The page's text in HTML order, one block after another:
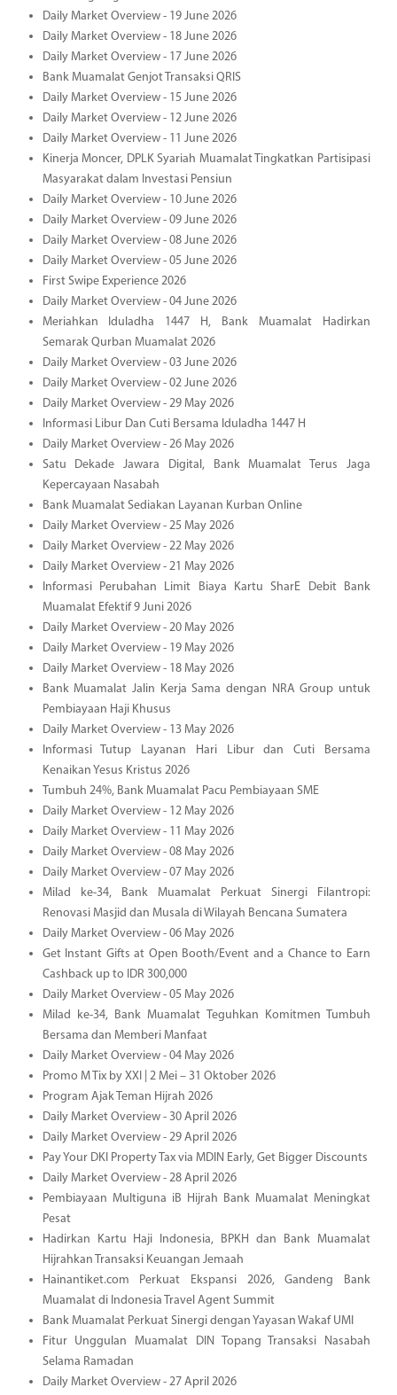
Daily Market Overview - 19 June 2026
Daily Market Overview - 18 June 2026
Daily Market Overview - 17 June 2026
Bank Muamalat Genjot Transaksi QRIS
Daily Market Overview - 15 June 2026
Daily Market Overview - 12 June 2026
Daily Market Overview - 11 June 2026
Kinerja Moncer, DPLK Syariah Muamalat Tingkatkan Partisipasi
Masyarakat dalam Investasi Pensiun
Daily Market Overview - 10 June 2026
Daily Market Overview - 09 June 2026
Daily Market Overview - 08 June 2026
Daily Market Overview - 05 June 2026
First Swipe Experience 2026
Daily Market Overview - 04 June 2026
Meriahkan Iduladha 1447 H, Bank Muamalat Hadirkan
Semarak Qurban Muamalat 2026
Daily Market Overview - 03 June 2026
Daily Market Overview - 02 June 2026
Daily Market Overview - 29 May 2026
Informasi Libur Dan Cuti Bersama Iduladha 1447 H
Daily Market Overview - 26 May 2026
Satu Dekade Jawara Digital, Bank Muamalat Terus Jaga
Kepercayaan Nasabah
Bank Muamalat Sediakan Layanan Kurban Online
Daily Market Overview - 25 May 2026
Daily Market Overview - 22 May 2026
Daily Market Overview - 21 May 2026
Informasi Perubahan Limit Biaya Kartu SharE Debit Bank
Muamalat Efektif 9 Juni 2026
Daily Market Overview - 20 May 2026
Daily Market Overview - 19 May 2026
Daily Market Overview - 18 May 2026
Bank Muamalat Jalin Kerja Sama dengan NRA Group untuk
Pembiayaan Haji Khusus
Daily Market Overview - 13 May 2026
Informasi Tutup Layanan Hari Libur dan Cuti Bersama
Kenaikan Yesus Kristus 2026
Tumbuh 24%, Bank Muamalat Pacu Pembiayaan SME
Daily Market Overview - 12 May 2026
Daily Market Overview - 11 May 2026
Daily Market Overview - 08 May 2026
Daily Market Overview - 07 May 2026
Milad ke-34, Bank Muamalat Perkuat Sinergi Filantropi:
Renovasi Masjid dan Musala di Wilayah Bencana Sumatera
Daily Market Overview - 06 May 2026
Get Instant Gifts at Open Booth/Event and a Chance to Earn
Cashback up to IDR 300,000
Daily Market Overview - 05 May 2026
Milad ke-34, Bank Muamalat Teguhkan Komitmen Tumbuh
Bersama dan Memberi Manfaat
Daily Market Overview - 04 May 2026
Promo M Tix by XXI | 2 Mei – 31 Oktober 2026
Program Ajak Teman Hijrah 2026
Daily Market Overview - 30 April 2026
Daily Market Overview - 29 April 2026
Pay Your DKI Property Tax via MDIN Early, Get Bigger Discounts
Daily Market Overview - 28 April 2026
Pembiayaan Multiguna iB Hijrah Bank Muamalat Meningkat
Pesat
Hadirkan Kartu Haji Indonesia, BPKH dan Bank Muamalat
Hijrahkan Transaksi Keuangan Jemaah
Hainantiket.com Perkuat Ekspansi 2026, Gandeng Bank
Muamalat di Indonesia Travel Agent Summit
Bank Muamalat Perkuat Sinergi dengan Yayasan Wakaf UMI
Fitur Unggulan Muamalat DIN Topang Transaksi Nasabah
Selama Ramadan
Daily Market Overview - 27 April 2026